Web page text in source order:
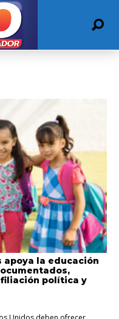
la educación
política y